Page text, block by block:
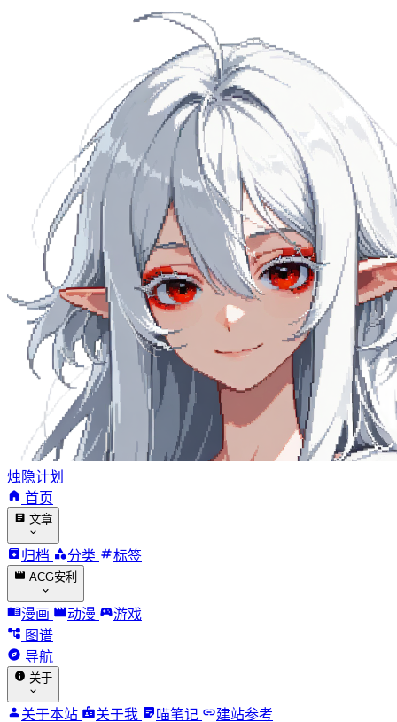
烛隐计划
首页
文章
归档 分类 标签
ACG安利
漫画 动漫
游戏
图谱
导航
关于
关于本站 关于我 喵笔记 建站参考